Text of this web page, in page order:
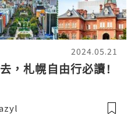
2024.05.21
，札幌自由行必讀!